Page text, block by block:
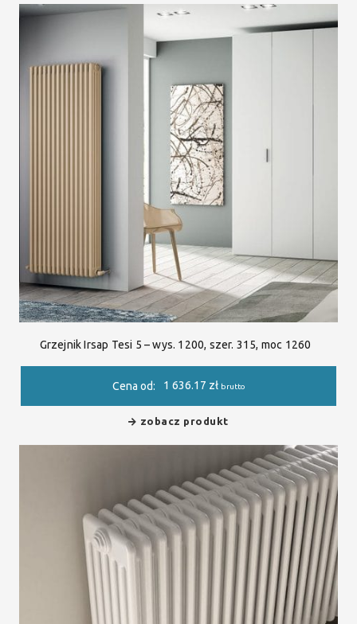
Grzejnik Irsap Tesi 5 – wys. 1200, szer. 315, moc 1260
Cena od: 1 636.17 zł brutto
zobacz produkt